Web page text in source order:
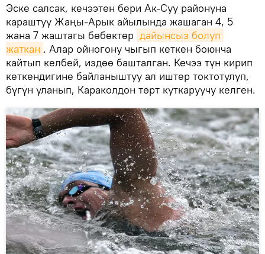
Эске салсак, кечээтен бери Ак-Суу районуна
караштуу Жаңы-Арык айылында жашаган 4, 5
жана 7 жаштагы бөбөктөр дайынсыз болуп
жаткан . Алар ойногону чыгып кеткен боюнча
кайтып келбей, издөө башталган. Кечээ түн кирип
кеткендигине байланыштуу ал иштер токтотулуп,
бүгүн уланып, Караколдон төрт куткаруучу келген.